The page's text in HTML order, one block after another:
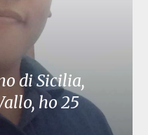
di Sicilia,
ho 25